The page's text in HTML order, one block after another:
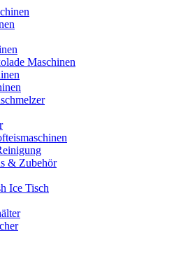
Maschinen
& Zubehör
Ice Tisch